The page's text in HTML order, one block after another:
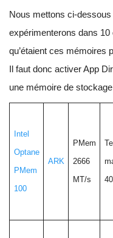
Nous mettons ci-
expérimenterons dans
qu’étaient ces mémoires
Il faut donc activer App
une mémoire de
Intel
Optane
PMem
100
ARK
PMem
2666
MT/s